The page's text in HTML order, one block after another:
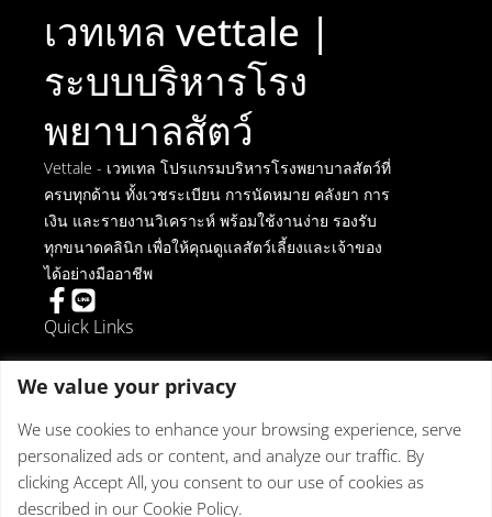
เวทเทล vettale |
ระบบบริหารโรง
พยาบาลสัตว์
Vettale - เวทเทล โปรแกรมบริหารโรงพยาบาลสัตว์ที่
ครบทุกด้าน ทั้งเวชระเบียน การนัดหมาย คลังยา การ
เงิน และรายงานวิเคราะห์ พร้อมใช้งานง่าย รองรับ
ทุกขนาดคลินิก เพื่อให้คุณดูแลสัตว์เลี้ยงและเจ้าของ
ได้อย่างมืออาชีพ
Quick Links
การยกเลิกการติดตั้ง
ข้อตกลงในการใช้งาน
นโยบายความเป็นส่วนตัว
นโยบายเกี่ยวกับคุกกี้
Get in touch
We value your privacy
We use cookies to enhance your browsing experience, serve
personalized ads or content, and analyze our traffic. By
clicking Accept All, you consent to our use of cookies as
described in our Cookie Policy.